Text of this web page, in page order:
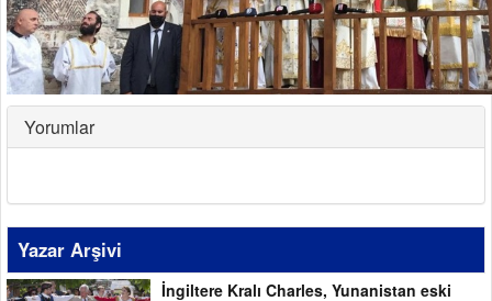
Yorumlar
Yazar Arşivi
İngiltere Kralı Charles, Yunanistan eski